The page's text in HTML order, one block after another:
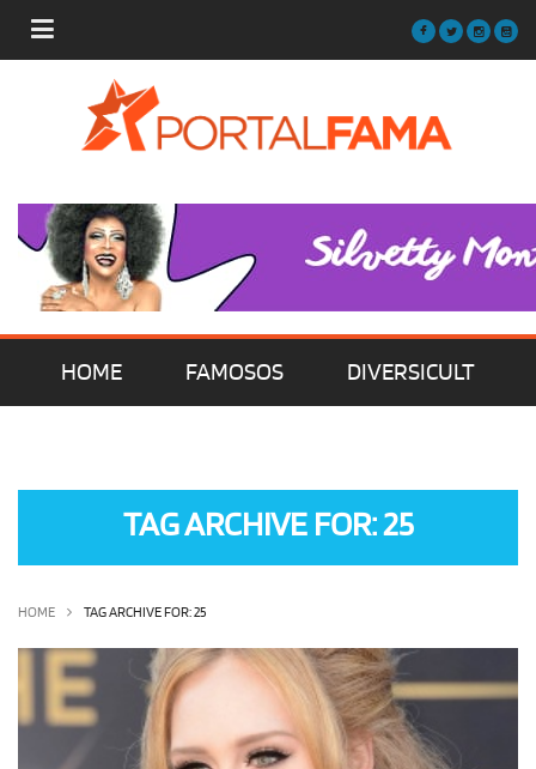
HOME FAMOSOS DIVERSICULT
OLHA ISSO! EU QUERO!
TAG ARCHIVE FOR: 25
HOME TAG ARCHIVE FOR: 25